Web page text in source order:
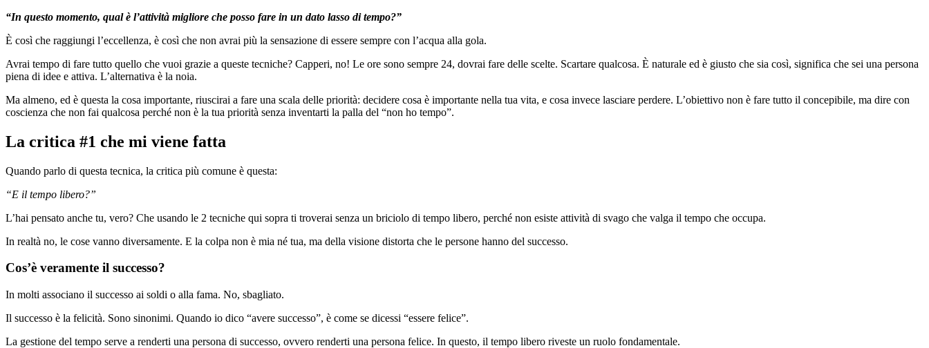
“In questo momento, qual è l’attività migliore che posso fare in un dato lasso di tempo?”
È così che raggiungi l’eccellenza, è così che non avrai più la sensazione di essere sempre con l’acqua alla gola.
Avrai tempo di fare tutto quello che vuoi grazie a queste tecniche? Capperi, no! Le ore sono sempre 24, dovrai fare delle scelte. Scartare qualcosa. È naturale ed è giusto che sia così, significa che sei una persona
piena di idee e attiva. L’alternativa è la noia.
Ma almeno, ed è questa la cosa importante, riuscirai a fare una scala delle priorità: decidere cosa è importante nella tua vita, e cosa invece lasciare perdere. L’obiettivo non è fare tutto il concepibile, ma dire con
coscienza che non fai qualcosa perché non è la tua priorità senza inventarti la palla del “non ho tempo”.
La critica #1 che mi viene fatta
Quando parlo di questa tecnica, la critica più comune è questa:
“E il tempo libero?”
L’hai pensato anche tu, vero? Che usando le 2 tecniche qui sopra ti troverai senza un briciolo di tempo libero, perché non esiste attività di svago che valga il tempo che occupa.
In realtà no, le cose vanno diversamente. E la colpa non è mia né tua, ma della visione distorta che le persone hanno del successo.
Cos’è veramente il successo?
In molti associano il successo ai soldi o alla fama. No, sbagliato.
Il successo è la felicità. Sono sinonimi. Quando io dico “avere successo”, è come se dicessi “essere felice”.
La gestione del tempo serve a renderti una persona di successo, ovvero renderti una persona felice. In questo, il tempo libero riveste un ruolo fondamentale.